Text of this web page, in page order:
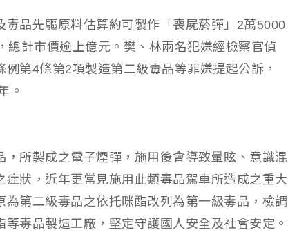
毒品先驅原料估算約可製作「喪屍菸彈」2萬5000
總計市價逾上億元。樊、林兩名犯嫌經檢察官偵
第4條第2項製造第二級毒品等罪嫌提起公訴，
。
所製成之電子煙彈，施用後會導致暈眩、意識混
症狀，近年更常見施用此類毒品駕車所造成之重大
第二級毒品之依托咪酯改列為第一級毒品，檢調
毒品製造工廠，堅定守護國人安全及社會安定。